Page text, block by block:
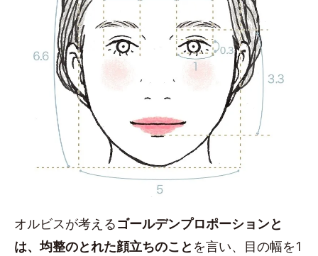
オルビスが考えるゴールデンプロポーションと
は、均整のとれた顔立ちのこと を言い、目の幅を1